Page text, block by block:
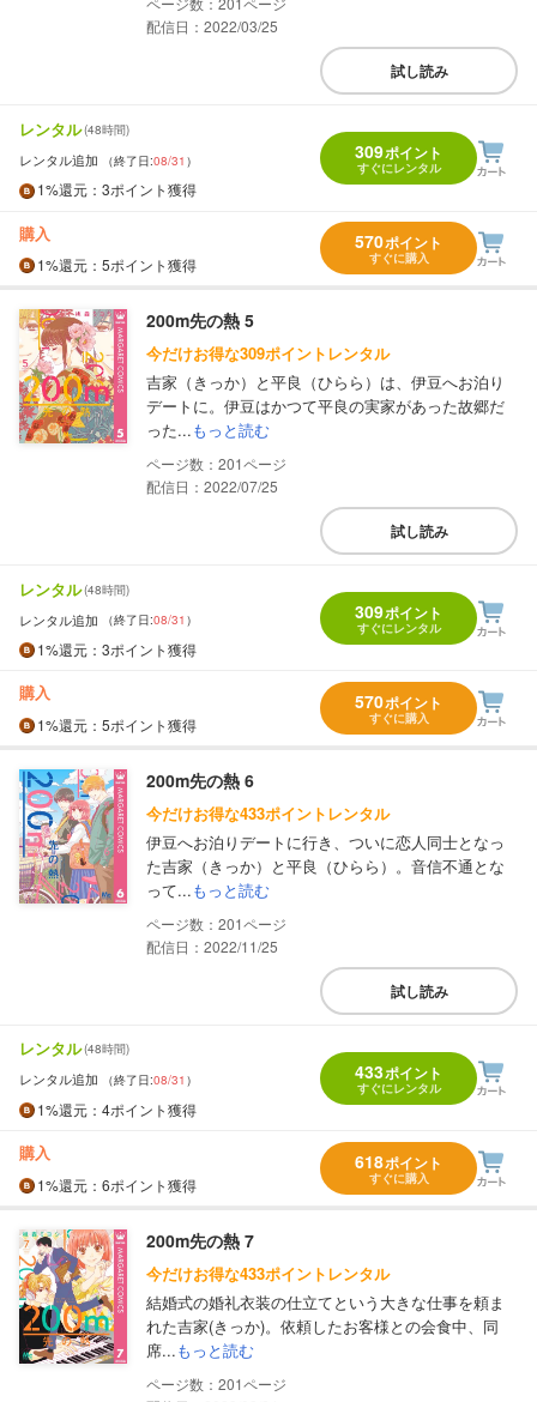
配信日：2022/03/25
試し読み
レンタル(48時間)
レンタル追加 （終了日:08/31 ）
1%還元 ：3ポイント獲得
309ポイント
すぐにレンタル
購入
1%還元 ：5ポイント獲得
570ポイント
すぐに購入
200m先の熱 5
今だけお得な309ポイントレンタル
吉家（きっか）と平良（ひらら）は、伊豆へお泊り
デートに。伊豆はかつて平良の実家があった故郷だ
った...もっと読む
201
配信日：2022/07/25
試し読み
レンタル(48時間)
レンタル追加 （終了日:08/31 ）
1%還元 ：3ポイント獲得
309ポイント
すぐにレンタル
購入
1%還元 ：5ポイント獲得
570ポイント
すぐに購入
200m先の熱 6
今だけお得な433ポイントレンタル
伊豆へお泊りデートに行き、ついに恋人同士となっ
た吉家（きっか）と平良（ひらら）。音信不通とな
って...もっと読む
201
配信日：2022/11/25
試し読み
レンタル(48時間)
レンタル追加 （終了日:08/31 ）
1%還元 ：4ポイント獲得
433ポイント
すぐにレンタル
購入
1%還元 ：6ポイント獲得
618ポイント
すぐに購入
200m先の熱 7
今だけお得な433ポイントレンタル
結婚式の婚礼衣装の仕立てという大きな仕事を頼ま
れた吉家(きっか)。依頼したお客様との会食中、同
席...もっと読む
201